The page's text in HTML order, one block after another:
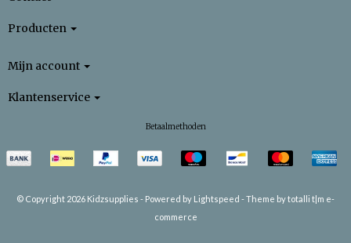
Producten
Mijn account
Klantenservice
Betaalmethoden
© Copyright 2026 Kidzsupplies - Powered by Lightspeed -Theme by totalli t|m e-
commerce